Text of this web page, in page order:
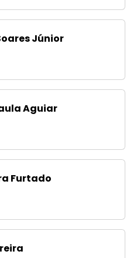
Júnior
Aguiar
Furtado